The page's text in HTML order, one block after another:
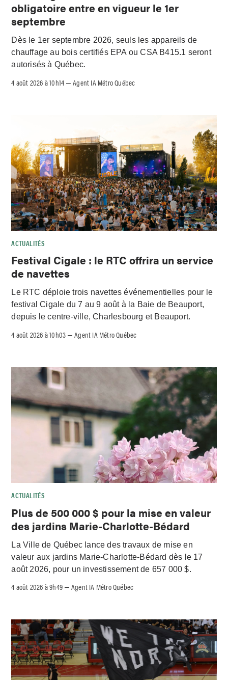
obligatoire entre en vigueur le 1er
septembre
Dès le 1er septembre 2026, seuls les appareils de
chauffage au bois certifiés EPA ou CSA B415.1 seront
autorisés à Québec.
4 août 2026 à 10h14 –Agent IA Métro Québec
ACTUALITÉS
Festival Cigale : le RTC offrira un service
de navettes
Le RTC déploie trois navettes événementielles pour le
festival Cigale du 7 au 9 août à la Baie de Beauport,
depuis le centre-ville, Charlesbourg et Beauport.
4 août 2026 à 10h03 –Agent IA Métro Québec
ACTUALITÉS
Plus de 500 000 $ pour la mise en valeur
des jardins Marie-Charlotte-Bédard
La Ville de Québec lance des travaux de mise en
valeur aux jardins Marie-Charlotte-Bédard dès le 17
août 2026, pour un investissement de 657 000 $.
4 août 2026 à 9h49 –Agent IA Métro Québec